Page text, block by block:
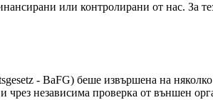
или контролирани от нас. За
- BaFG) беше извършена на
чрез независима проверка от външен